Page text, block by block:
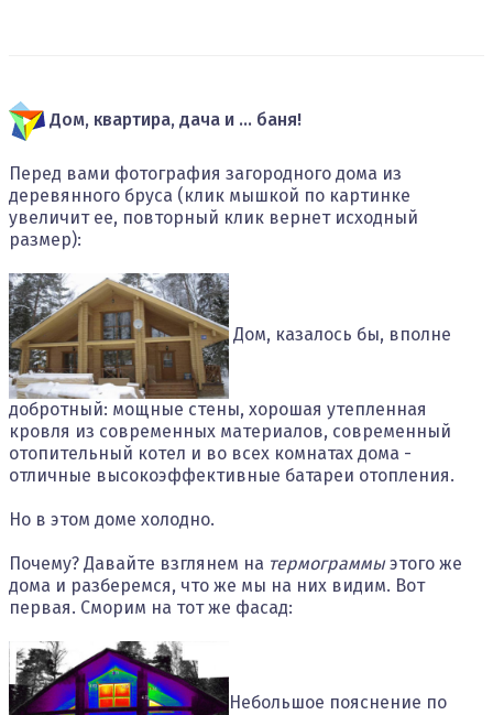
Дом, квартира, дача и ... баня!
Перед вами фотография загородного дома из
деревянного бруса (клик мышкой по картинке
увеличит ее, повторный клик вернет исходный
размер):
Дом, казалось бы, вполне
добротный: мощные стены, хорошая утепленная
кровля из современных материалов, современный
отопительный котел и во всех комнатах дома -
отличные высокоэффективные батареи отопления.
Но в этом доме холодно.
Почему? Давайте взглянем на термограммы этого же
дома и разберемся, что же мы на них видим. Вот
первая. Сморим на тот же фасад:
Небольшое пояснение по